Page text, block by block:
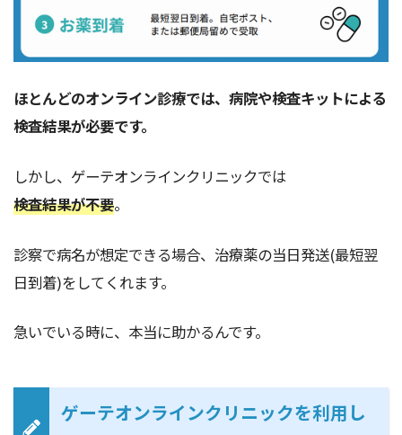
ほとんどのオンライン診療では、病院や検査キットによる
検査結果が必要です。
しかし、ゲーテオンラインクリニックでは
検査結果が不要。
診察で病名が想定できる場合、治療薬の当日発送(最短翌
日到着)をしてくれます。
急いでいる時に、本当に助かるんです。
ゲーテオンラインクリニックを利用し